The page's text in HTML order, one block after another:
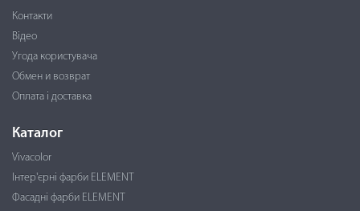
Контакти
Відео
Угода користувача
Обмен и возврат
Оплата і доставка
Каталог
Vivacolor
Інтер'єрні фарби ELEMENT
Фасадні фарби ELEMENT